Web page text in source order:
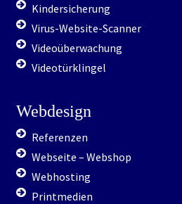
Kindersicherung
Virus-Website-Scanner
Videoüberwachung
Videotürklingel
Webdesign
Referenzen
Webseite – Webshop
Webhosting
Printmedien